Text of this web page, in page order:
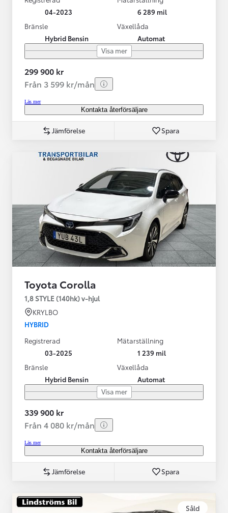
04-2023
6 289 mil
Bränsle
Hybrid Bensin
Växellåda
Automat
Visa mer
299 900 kr
Från 3 599 kr/mån
Läs mer
Kontakta återförsäljare
Jämförelse Spara
Toyota Corolla
1,8 STYLE (140hk) v-hjul
KRYLBO
HYBRID
Registrerad
03-2025
Mätarställning
1 239 mil
Bränsle
Hybrid Bensin
Växellåda
Automat
Visa mer
339 900 kr
Från 4 080 kr/mån
Läs mer
Kontakta återförsäljare
Jämförelse Spara
Såld